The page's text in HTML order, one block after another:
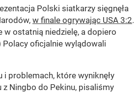
Polski siatkarzy sięgnęła
w finale ogrywając USA 3:2.
w ostatnią niedzielę, a dopiero
oficjalnie wylądowali
i problemach, które wyniknęły
Ningbo do Pekinu, pisaliśmy